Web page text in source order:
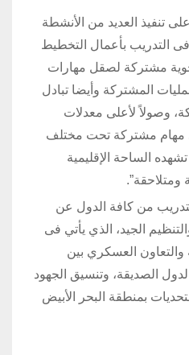
تنفيذ العديد من الأنشطة
التدريب بأعمال التخطيط
مشتركة لصقل مهارات
المشتركة وأيضا تبادل
وصولاً لأعلى معدلات
أي مهام مشتركة تحت مختلف
الساحة الإقليمية
ومتلاحقة”.
من كافة الدول عن
الجيد، الذي يأتي فى
العسكري بين
الصديقة، وتنسيق الجهود
بمنطقة البحر الأبيض